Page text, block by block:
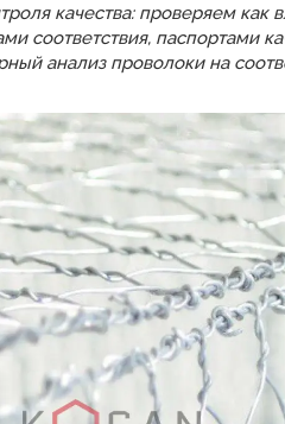
качества: проверяем как
соответствия, паспортами
анализ проволоки на